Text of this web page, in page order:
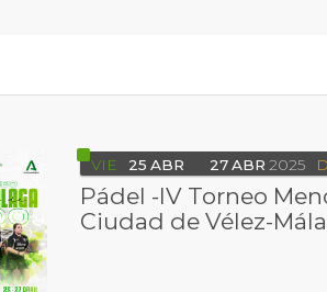
VIE 25 ABR 27 ABR 2025
Pádel -IV Torneo
Ciudad de Vélez-